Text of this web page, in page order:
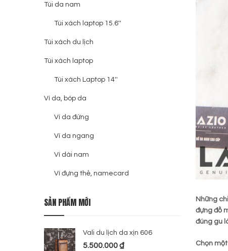
Những
đựng đồ
đúng gu
Chọn
Túi da nam
Túi xách laptop 15.6''
Túi xách du lịch
Túi xách laptop
Túi xách Laptop 14''
Ví da, bóp da
Ví da đứng
Ví da ngang
Ví dài nam
Ví đựng thẻ, namecard
SẢN PHẨM MỚI
Vali du lịch da xịn 606
5.500.000₫